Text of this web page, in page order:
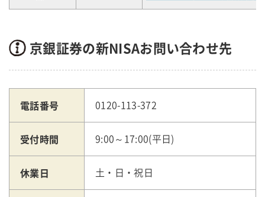
京銀証券の新NISAお問い合わせ先
電話番号 0120-113-372
受付時間 9:00～17:00(平日)
休業日 土・日・祝日